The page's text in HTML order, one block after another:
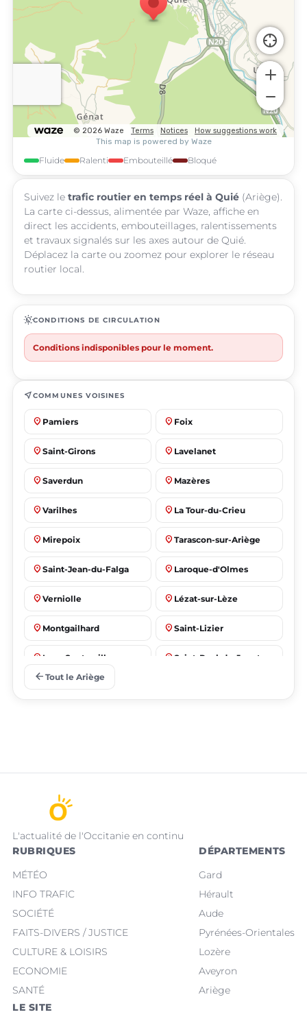
Fluide Ralenti Embouteillé Bloqué
Suivez le trafic routier en temps réel à Quié (Ariège).
La carte ci-dessus, alimentée par Waze, affiche en
direct les accidents, embouteillages, ralentissements
et travaux signalés sur les axes autour de Quié.
Déplacez la carte ou zoomez pour explorer le réseau
routier local.
routineCONDITIONS DE CIRCULATION
Conditions indisponibles pour le moment.
near_meCOMMUNES VOISINES
place Pamiers place Foix
place Saint-Girons place Lavelanet
place Saverdun place Mazères
place Varilhes place La Tour-du-Crieu
place Mirepoix place Tarascon-sur-Ariège
place Saint-Jean-du-Falga place Laroque-d'Olmes
place Verniolle place Lézat-sur-Lèze
place Montgailhard place Saint-Lizier
place Lorp-Sentaraille place Saint-Paul-de-Jarrat
arrow_back Tout le Ariège
L'actualité de l'Occitanie en continu
RUBRIQUES
MÉTÉO
INFO TRAFIC
SOCIÉTÉ
FAITS-DIVERS / JUSTICE
CULTURE & LOISIRS
ECONOMIE
SANTÉ
DÉPARTEMENTS
Gard
Hérault
Aude
Pyrénées-Orientales
Lozère
Aveyron
Ariège
LE SITE